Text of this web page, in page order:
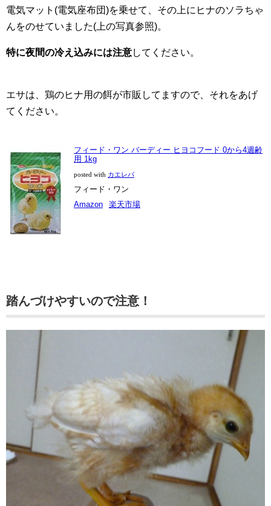
電気マット(電気座布団)を乗せて、その上にヒナのソラちゃ
んをのせていました(上の写真参照)。
特に夜間の冷え込みには注意してください。
エサは、鶏のヒナ用の餌が市販してますので、それをあげ
てください。
フィード・ワン バーディー ヒヨコフード 0から4週齢
用 1kg
posted with カエレバ
フィード・ワン
Amazon
楽天市場
踏んづけやすいので注意！